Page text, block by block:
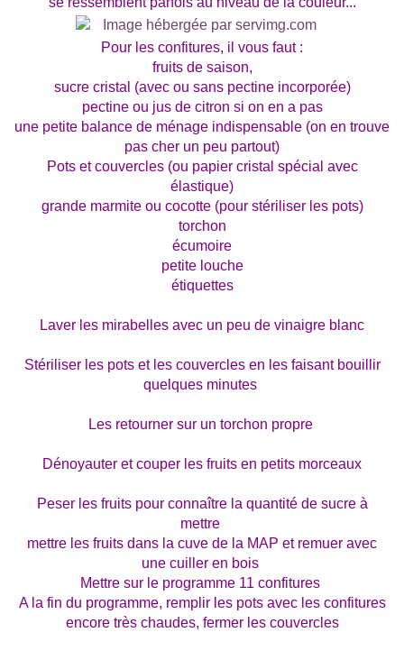
Pour les confitures, il vous faut :
fruits de saison,
sucre cristal (avec ou sans pectine incorporée)
pectine ou jus de citron si on en a pas
une petite balance de ménage indispensable (on en trouve
pas cher un peu partout)
Pots et couvercles (ou papier cristal spécial avec
élastique)
grande marmite ou cocotte (pour stériliser les pots)
torchon
écumoire
petite louche
étiquettes
Laver les mirabelles avec un peu de vinaigre blanc
Stériliser les pots et les couvercles en les faisant bouillir
quelques minutes
Les retourner sur un torchon propre
Dénoyauter et couper les fruits en petits morceaux
Peser les fruits pour connaître la quantité de sucre à
mettre
mettre les fruits dans la cuve de la MAP et remuer avec
une cuiller en bois
Mettre sur le programme 11 confitures
A la fin du programme, remplir les pots avec les confitures
encore très chaudes, fermer les couvercles